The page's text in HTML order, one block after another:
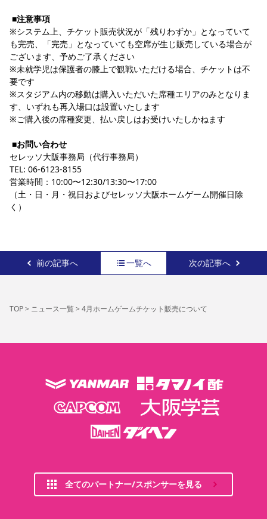
■注意事項
※システム上、チケット販売状況が「残りわずか」となっていて
も完売、「完売」となっていても空席が生じ販売している場合が
ございます、予めご了承ください
※未就学児は保護者の膝上で観戦いただける場合、チケットは不
要です
※スタジアム内の移動は購入いただいた席種エリアのみとなりま
す、いずれも再入場口は設置いたします
※ご購入後の席種変更、払い戻しはお受けいたしかねます
■お問い合わせ
セレッソ大阪事務局（代行事務局）
TEL: 06-6123-8155
営業時間：10:00〜12:30/13:30〜17:00
（土・日・月・祝日およびセレッソ大阪ホームゲーム開催日除
く）
前の記事へ 一覧へ 次の記事へ
TOP> ニュース一覧> 4月ホームゲームチケット販売について
全てのパートナー/スポンサーを見る